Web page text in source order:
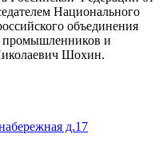
Национального
объединения
промышленников и
Шохин.
д.17